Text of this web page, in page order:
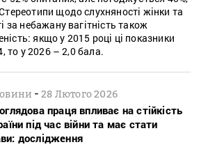
щодо слухняності жінки та
за небажану вагітність також
якщо у 2015 році ці показники
то у 2026 – 2,0 бала.
-28 Лютого 2026
праця впливає на стійкість
під час війни та має стати
дослідження